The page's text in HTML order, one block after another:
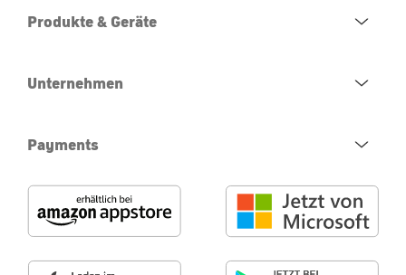
Produkte & Geräte
Unternehmen
Payments